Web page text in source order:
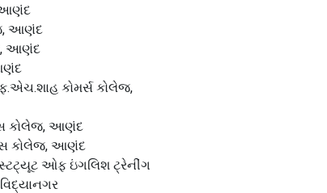
આણંદ
આણંદ
આણંદ
કોમર્સ કોલેજ,
કોલેજ, આણંદ
કોલેજ, આણંદ
ઓફ ઇંગલિશ ટ્રેનીંગ